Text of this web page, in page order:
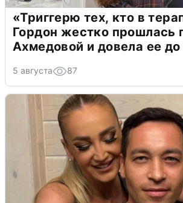
«Триггерю тех, кто в
Гордон жестко прошлась
Ахмедовой и довела ее до
5 августа 87